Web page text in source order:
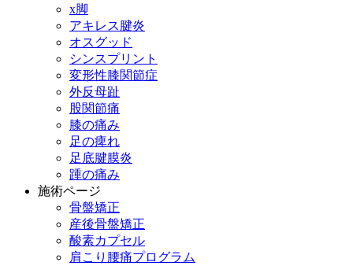
x脚
アキレス腱炎
オスグッド
シンスプリント
変形性膝関節症
外反母趾
股関節痛
膝の痛み
足の痺れ
足底腱膜炎
踵の痛み
施術ページ
骨盤矯正
産後骨盤矯正
酸素カプセル
肩こり腰痛プログラム